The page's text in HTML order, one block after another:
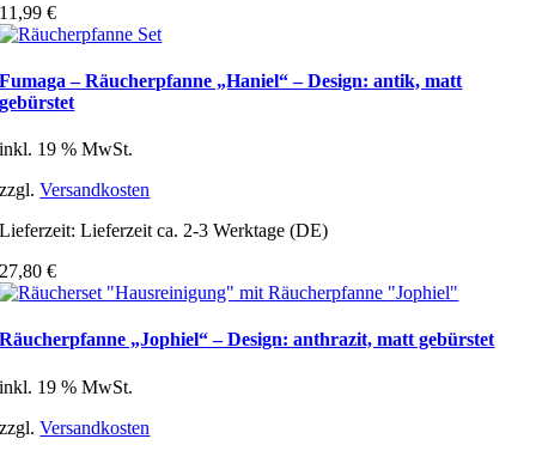
11,99€
Fumaga – Räucherpfanne „Haniel“ – Design: antik, matt
gebürstet
inkl. 19 % MwSt.
zzgl.Versandkosten
Lieferzeit:Lieferzeit ca. 2-3 Werktage (DE)
27,80€
Räucherpfanne „Jophiel“ – Design: anthrazit, matt gebürstet
inkl. 19 % MwSt.
zzgl.Versandkosten